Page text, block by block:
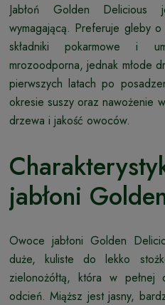
Jabłoń Golden Delicious
wymagającą. Preferuje gleby
składniki pokarmowe i
mrozoodporna, jednak młode
pierwszych latach po
okresie suszy oraz nawożenie
drzewa i jakość owoców.
jabłoni
Owoce jabłoni Golden
duże, kuliste do lekko
zielonożółtą, która w pełnej
odcień. Miąższ jest jasny,